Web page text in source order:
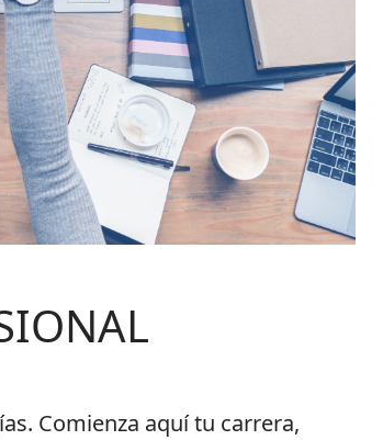
Comienza aquí tu carrera,